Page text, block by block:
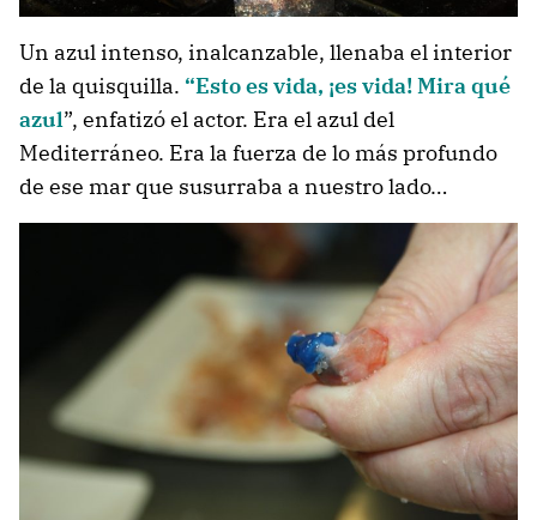
Un azul intenso, inalcanzable, llenaba el interior
de la quisquilla. “Esto es vida, ¡es vida! Mira qué
azul”, enfatizó el actor. Era el azul del
Mediterráneo. Era la fuerza de lo más profundo
de ese mar que susurraba a nuestro lado…